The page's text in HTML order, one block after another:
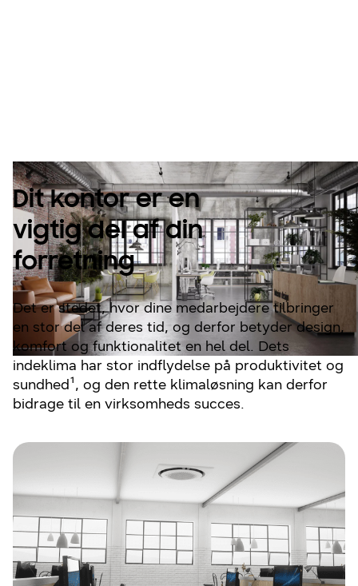
Dit kontor er en
vigtig del af din
forretning
Det er stedet, hvor dine medarbejdere tilbringer
en stor del af deres tid, og derfor betyder design,
komfort og funktionalitet en hel del. Dets
indeklima har stor indflydelse på produktivitet og
sundhed¹, og den rette klimaløsning kan derfor
bidrage til en virksomheds succes.